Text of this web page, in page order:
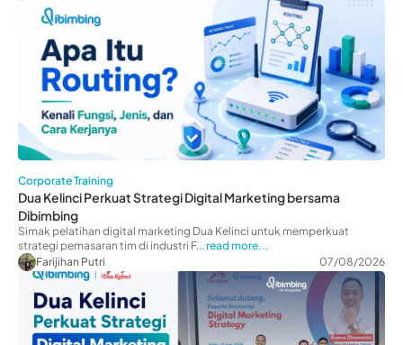
Corporate Training
Dua Kelinci Perkuat Strategi Digital Marketing bersama
Dibimbing
Simak pelatihan digital marketing Dua Kelinci untuk memperkuat
strategi pemasaran tim di industri F... read more...
Farijihan Putri
07/08/2026